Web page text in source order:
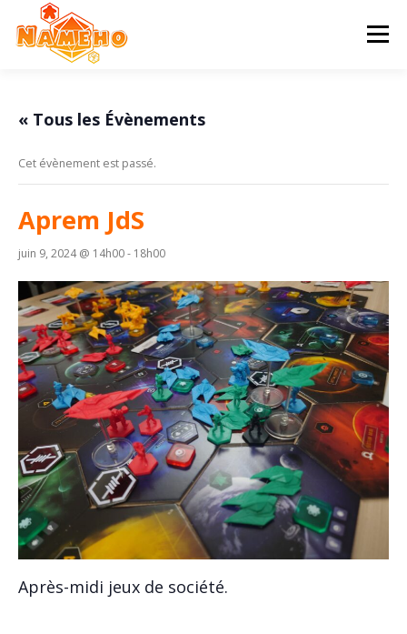
contenu
Menu
STATUTS & AG
« Tous les Évènements
Cet évènement est passé.
Aprem JdS
juin 9, 2024 @ 14h00- 18h00
Après-midi jeux de société.